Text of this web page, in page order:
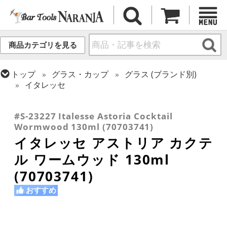
商品カテゴリを見る
トップ グラス・カップ
グラス (ブランド別)
イタレッセ
カクテルグラス (全サイズ)
#S-23227 Italesse Astoria Cocktail
Wormwood 130ml (70703741)
イタレッセ アストリア カクテ
ル ワームウッド 130ml
(70703741)
おすすめ